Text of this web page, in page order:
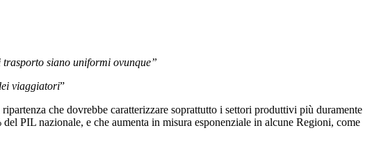
siano uniformi ovunque”
viaggiatori”
che dovrebbe caratterizzare soprattutto i settori produttivi più duramente
PIL nazionale, e che aumenta in misura esponenziale in alcune Regioni, come